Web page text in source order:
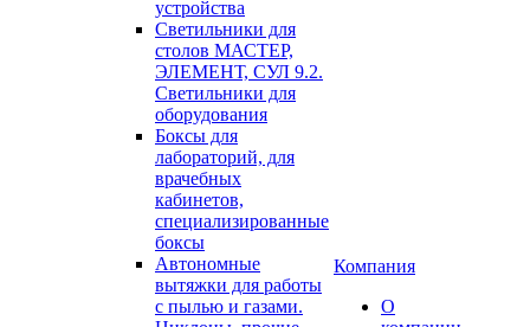
устройства
Светильники для
столов МАСТЕР,
ЭЛЕМЕНТ, СУЛ 9.2.
Светильники для
оборудования
Боксы для
лабораторий, для
врачебных
кабинетов,
специализированные
боксы
Автономные
вытяжки для работы
с пылью и газами.
Компания
О